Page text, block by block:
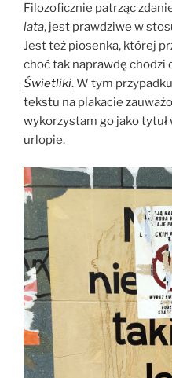
Filozoficznie patrząc
lata, jest prawdziwe w
Jest też piosenka, której
choć tak naprawdę chodzi
Świetliki. W tym
tekstu na plakacie
wykorzystam go jako
urlopie.